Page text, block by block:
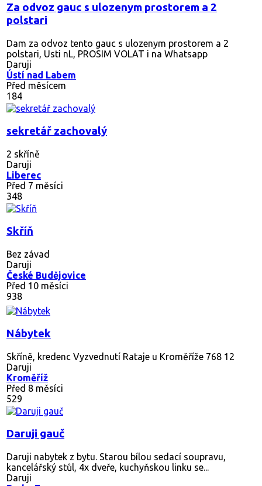
Za odvoz gauc s ulozenym prostorem a 2
polstari
Dam za odvoz tento gauc s ulozenym prostorem a 2
polstari, Usti nL, PROSIM VOLAT i na Whatsapp
Daruji
Ústí nad Labem
Před měsícem
184
sekretář zachovalý
2 skříně
Daruji
Liberec
Před 7 měsíci
348
Skříň
Bez závad
Daruji
České Budějovice
Před 10 měsíci
938
Nábytek
Skříně, kredenc Vyzvednutí Rataje u Kroměříže 768 12
Daruji
Kroměříž
Před 8 měsíci
529
Daruji gauč
Daruji nabytek z bytu. Starou bílou sedací soupravu,
kancelářský stůl, 4x dveře, kuchyňskou linku se...
Daruji